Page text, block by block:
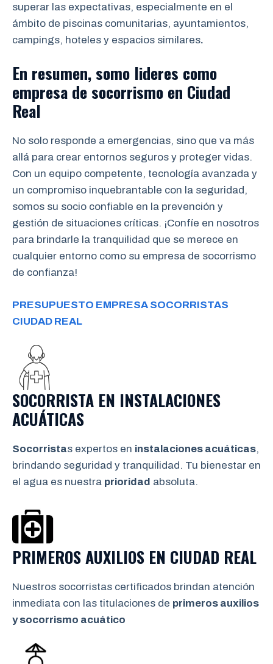
superar las expectativas, especialmente en el
ámbito de piscinas comunitarias, ayuntamientos,
campings, hoteles y espacios similares.
En resumen, somo lideres como
empresa de socorrismo en Ciudad
Real
No solo responde a emergencias, sino que va más
allá para crear entornos seguros y proteger vidas.
Con un equipo competente, tecnología avanzada y
un compromiso inquebrantable con la seguridad,
somos su socio confiable en la prevención y
gestión de situaciones críticas. ¡Confíe en nosotros
para brindarle la tranquilidad que se merece en
cualquier entorno como su empresa de socorrismo
de confianza!
PRESUPUESTO EMPRESA SOCORRISTAS
CIUDAD REAL
SOCORRISTA EN INSTALACIONES
ACUÁTICAS
Socorristas expertos en instalaciones acuáticas,
brindando seguridad y tranquilidad. Tu bienestar en
el agua es nuestra prioridad absoluta.
PRIMEROS AUXILIOS EN CIUDAD REAL
Nuestros socorristas certificados brindan atención
inmediata con las titulaciones de primeros auxilios
y socorrismo acuático